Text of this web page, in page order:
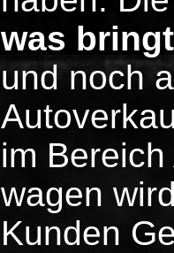
was
und noch
im
wagen
Kunden